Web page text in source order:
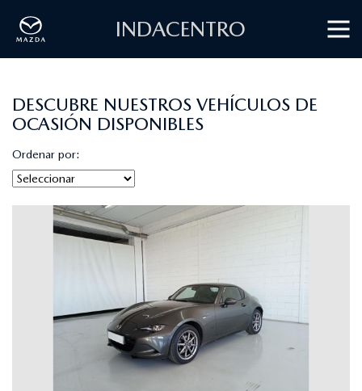
INDACENTRO
DESCUBRE NUESTROS VEHÍCULOS DE
OCASIÓN DISPONIBLES
Ordenar por: